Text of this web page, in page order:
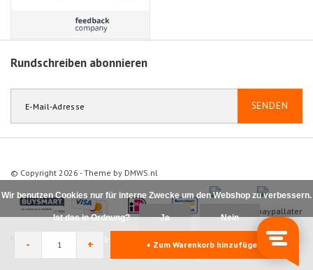
- + + Zum Warenkorb hinzufügen
Rundschreiben abonnieren
SENDEN
© Copyright 2026 - Theme by DMWS.nl
beoordelingen op
Wir benutzen Cookies nur für interne Zwecke um den Webshop zu verbessern.
Ist das in Ordnung? Ja Nein
Für weitere Informationen beachten Sie bitte unsere
Datenschutzerklärung. »